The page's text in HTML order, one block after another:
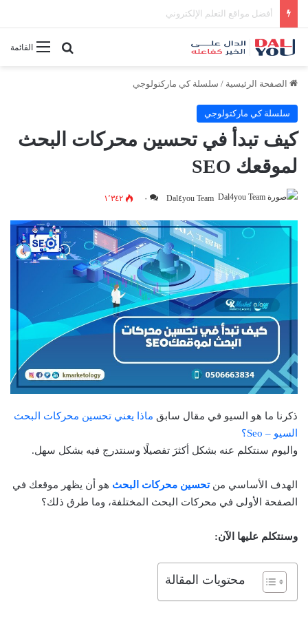
أفضل النصائح لإدارة الوقت بفعالية
القائمةبحث عن
الصفحة الرئيسية / سلسلة كي ماركتولوجي
سلسلة كي ماركتولوجي
كيف تبدأ في تحسين محركات البحث
لموقعك SEO
Dal٤you Team ٠ ١٬٣٤٢
ذكرنا ما هو السيو في مقال سابق ماذا يعني تحسين محركات البحث
السيو – Seo؟
واليوم سنتكلم عنه بشكل أكثرَ تفصيلًا وسنتدرج فيه بشكل سهل.
الهدف الأساسي منتحسين محركات البحث هو أن يظهر موقعك في
الصفحة الأولى في محركات البحث المختلفة، وما طرق ذلك؟
وسنتكلم عليها الآن:
محتويات المقالة